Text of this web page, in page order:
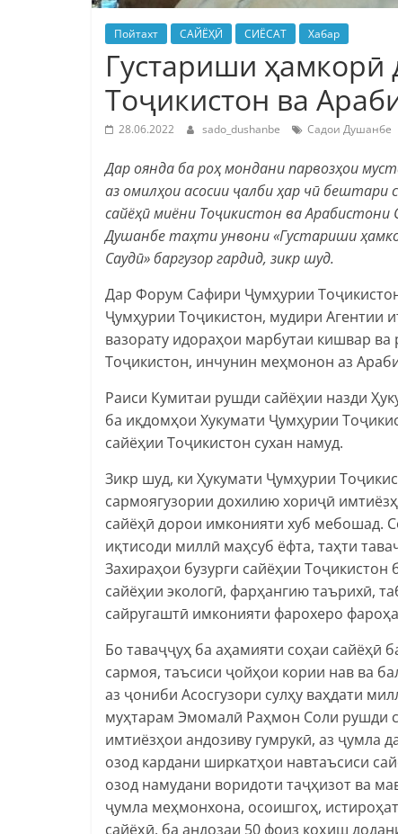
Пойтахт САЙЁҲӢ СИЁСАТ Хабар
Густариши ҳамкорӣ
Тоҷикистон ва
28.06.2022 sado_dushanbe Садои Душанбе
Дар оянда ба роҳ мондани парвозҳои
аз омилҳои асосии ҷалби ҳар чӣ
сайёҳӣ миёни Тоҷикистон ва
Душанбе таҳти унвони «Густариши
Саудӣ» баргузор гардид, зикр шуд.
Дар Форум Сафири Ҷумҳурии
Ҷумҳурии Тоҷикистон, мудири Агентии
вазорату идораҳои марбутаи кишвар
Тоҷикистон, инчунин меҳмонон аз
Раиси Кумитаи рушди сайёҳии назди
ба иқдомҳои Хукумати Ҷумҳурии
сайёҳии Тоҷикистон сухан намуд.
Зикр шуд, ки Ҳукумати Ҷумҳурии
сармоягузории дохилию хориҷӣ
сайёҳӣ дорои имконияти хуб мебошад.
иқтисоди миллӣ маҳсуб ёфта, таҳти
Захираҳои бузурги сайёҳии
сайёҳии экологӣ, фарҳангию таърихӣ,
сайругаштӣ имконияти фарохеро
Бо таваҷҷуҳ ба аҳамияти соҳаи
сармоя, таъсиси ҷойҳои кории нав ва
аз ҷониби Асосгузори сулҳу ваҳдати
муҳтарам Эмомалӣ Раҳмон Соли рушди
имтиёзҳои андозиву гумрукӣ, аз ҷумла
озод кардани ширкатҳои навтаъсиси
озод намудани воридоти таҷҳизот ва
ҷумла меҳмонхона, осоишгоҳ,
сайёҳӣ, ба андозаи 50 фоиз коҳиш